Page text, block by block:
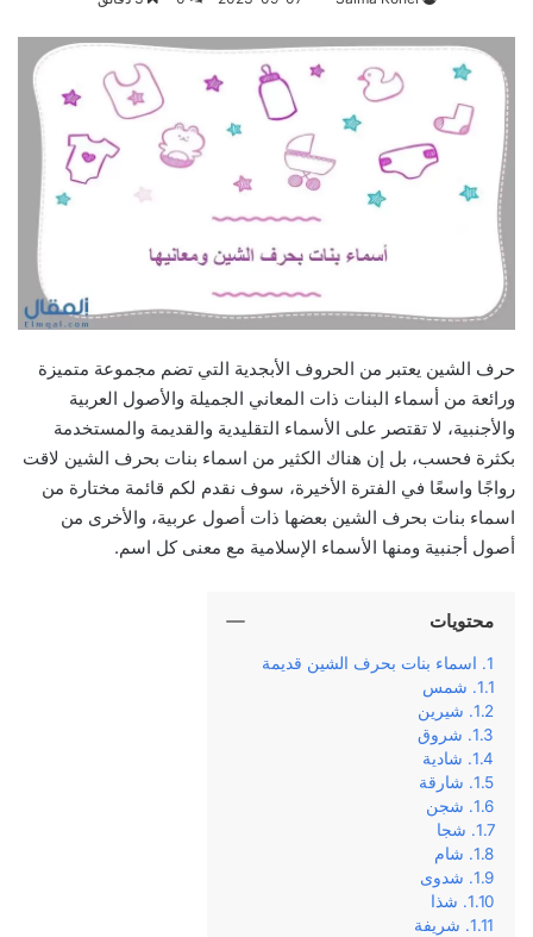
حرف الشين يعتبر من الحروف الأبجدية التي تضم مجموعة متميزة
ورائعة من أسماء البنات ذات المعاني الجميلة والأصول العربية
والأجنبية، لا تقتصر على الأسماء التقليدية والقديمة والمستخدمة
بكثرة فحسب، بل إن هناك الكثير من اسماء بنات بحرف الشين لاقت
رواجًا واسعًا في الفترة الأخيرة، سوف نقدم لكم قائمة مختارة من
اسماء بنات بحرف الشين بعضها ذات أصول عربية، والأخرى من
أصول أجنبية ومنها الأسماء الإسلامية مع معنى كل اسم.
محتويات
اسماء بنات بحرف الشين قديمة
شمس
شيرين
شروق
شادية
شارقة
شجن
شجا
شام
شدوى
شذا
شريفة